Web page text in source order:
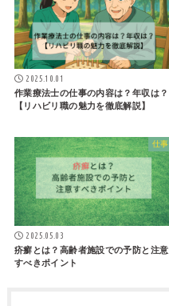
2025.10.01
作業療法士の仕事の内容は？年収は？
【リハビリ職の魅力を徹底解説】
仕事
2025.05.03
疥癬とは？高齢者施設での予防と注意
すべきポイント